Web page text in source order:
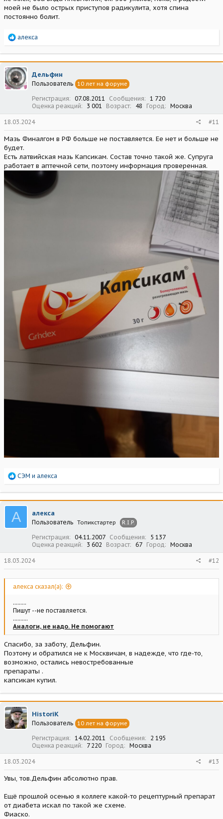
моей не было острых приступов радикулита, хотя спина
постоянно болит.
Р
а
к
ц
и
и
алекса
Дельфин
Пользователь 10 лет на форуме
Регистрация 07.08.2011 Сообщения
1 720
Оценка реакций
3 001 Возраст 48 Город Москва
18.03.2024 #11
Мазь Финалгом в РФ больше не поставляется. Ее нет и больше не
будет.
Есть латвийская мазь Капсикам. Состав точно такой же. Супруга
работает в аптечной сети, поэтому информация проверенная.
Р
а
к
ц
и
и
СЭМ и алекса
А алекса
Пользователь Топикстартер R.I.P.
Регистрация 04.11.2007 Сообщения
5 137
Оценка реакций
3 602 Возраст 67 Город Москва
18.03.2024 #12
алекса сказал(а):
.........
Пишут --не поставляется.
..........
Аналоги, не надо. Не помогают
Спасибо, за заботу, Дельфин.
Поэтому и обратился не к Москвичам, в надежде, что где-то,
возможно, остались невостребованные
препараты .
капсикам купил.
HistoriK
Пользователь 10 лет на форуме
Регистрация 14.02.2011 Сообщения
2 195
Оценка реакций
7 220 Город Москва
18.03.2024 #13
Увы, тов.Дельфин абсолютно прав.
Ещё прошлой осенью я коллеге какой-то рецептурный препарат
от диабета искал по такой же схеме.
Фиаско.